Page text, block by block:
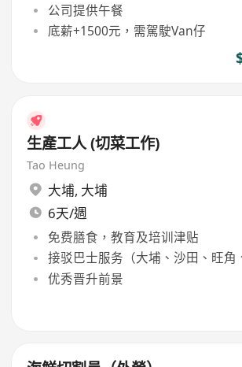
公司提供午餐
底薪+1500元，需駕駛Van仔
生產工人 (切菜工作)
Tao Heung
大埔, 大埔
6天/週
免费膳食，教育及培训津贴
接驳巴士服务（大埔、沙田、旺角
优秀晋升前景